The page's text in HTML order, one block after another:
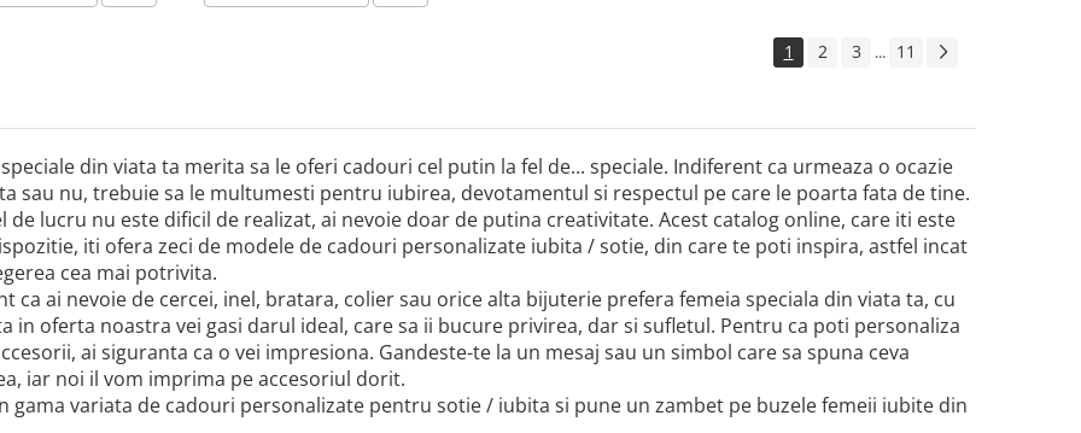
1 2 3 ... 11
din viata ta merita sa le oferi cadouri cel putin la fel de... speciale. Indiferent ca urmeaza o ocazie
sau nu, trebuie sa le multumesti pentru iubirea, devotamentul si respectul pe care le poarta fata de tine.
de lucru nu este dificil de realizat, ai nevoie doar de putina creativitate. Acest catalog online, care iti este
iti ofera zeci de modele de cadouri personalizate iubita / sotie, din care te poti inspira, astfel incat
cea mai potrivita.
ca ai nevoie de cercei, inel, bratara, colier sau orice alta bijuterie prefera femeia speciala din viata ta, cu
in oferta noastra vei gasi darul ideal, care sa ii bucure privirea, dar si sufletul. Pentru ca poti personaliza
ai siguranta ca o vei impresiona. Gandeste-te la un mesaj sau un simbol care sa spuna ceva
iar noi il vom imprima pe accesoriul dorit.
gama variata de cadouri personalizate pentru sotie / iubita si pune un zambet pe buzele femeii iubite din